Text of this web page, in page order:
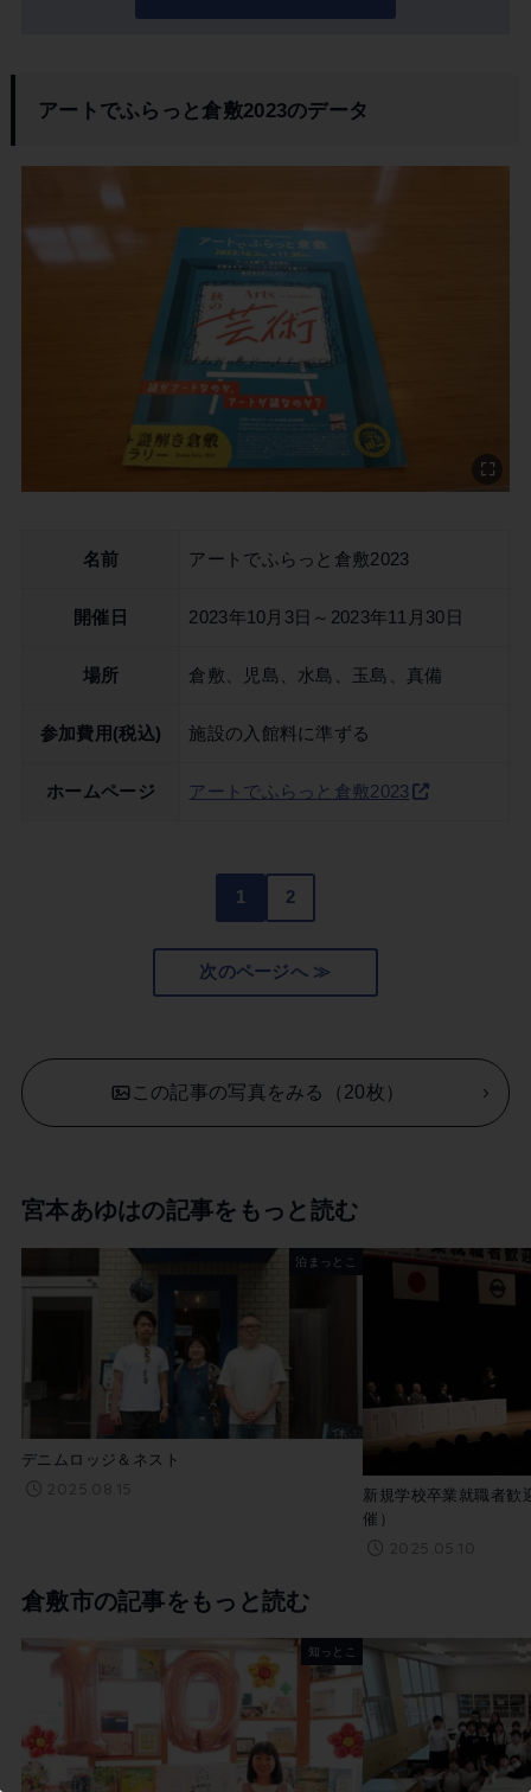
アートでふらっと倉敷2023のデータ
名前 アートでふらっと倉敷2023
開催日 2023年10月3日～2023年11月30日
場所 倉敷、児島、水島、玉島、真備
参加費用(税込) 施設の入館料に準ずる
ホームページ アートでふらっと倉敷2023
1 2
次のページへ ≫
この記事の写真をみる（20枚）
宮本あゆはの記事をもっと読む
泊まっとこ
デニムロッジ＆ネスト
2025.08.15
新規学校卒業就職者歓
催）
2025.05.10
倉敷市の記事をもっと読む
知っとこ
宮本あゆは